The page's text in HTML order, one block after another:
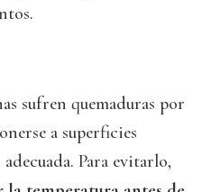
sufren quemaduras por
a superficies
Para evitarlo,